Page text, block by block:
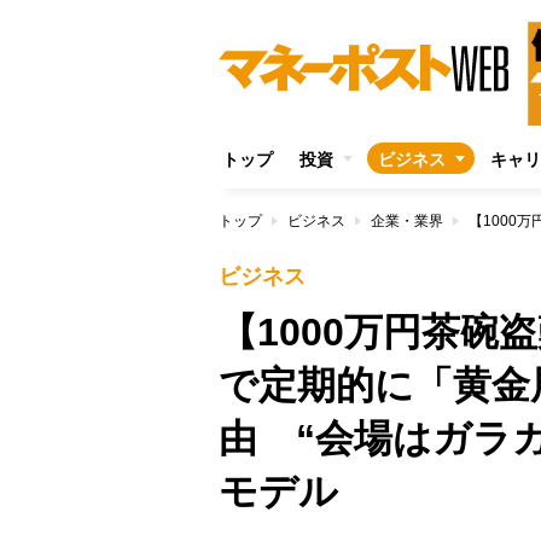
トップ 投資 ビジネス キャ
トップ ビジネス 企業・業界
ビジネス
【1000万円茶碗
で定期的に「黄
由 “会場はガラ
モデル